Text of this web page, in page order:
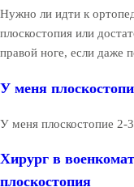
Нужно ли идти к
плоскостопия или
правой ноге, если даже
У меня
У меня плоскостопие 2-
Хирург в
плоскостопия